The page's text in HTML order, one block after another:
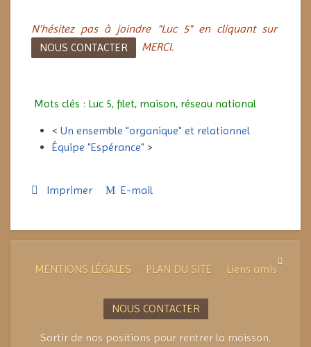
N'hésitez pas à joindre "Luc 5" en cliquant sur
NOUS CONTACTER
MERCI.
Mots clés : Luc 5, filet, maison, réseau national
< Un ensemble "organique" et relationnel
Équipe "Espérance" >
Imprimer E-mail
MENTIONS LÉGALES PLAN DU SITE Liens amis
NOUS CONTACTER
Sortir de nos positions pour rentrer la moisson.